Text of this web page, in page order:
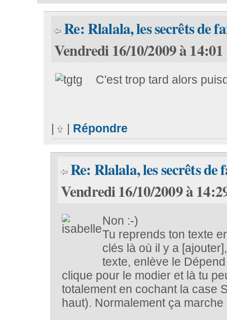
Re: Rlalala, les secrêts de
Vendredi 16/10/2009 à 14:01
C'est trop tard alors
| | Répondre
Re: Rlalala, les secrêts
Vendredi 16/10/2009 à
Non :-)
Tu reprends ton texte
clés là où il y a
texte, enlève le
clique pour le modier et là tu
totalement en cochant la case
haut). Normalement ça marche